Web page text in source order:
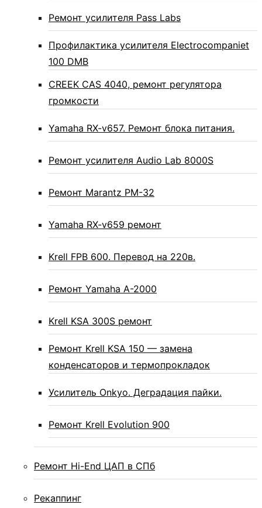
Ремонт усилителя Pass Labs
Профилактика усилителя Electrocompaniet
100 DMB
CREEK CAS 4040, ремонт регулятора
громкости
Yamaha RX-v657. Ремонт блока питания.
Ремонт усилителя Audio Lab 8000S
Ремонт Marantz PM-32
Yamaha RX-v659 ремонт
Krell FPB 600. Перевод на 220в.
Ремонт Yamaha A-2000
Krell KSA 300S ремонт
Ремонт Krell KSA 150 — замена
конденсаторов и термопрокладок
Усилитель Onkyo. Деградация пайки.
Ремонт Krell Evolution 900
Ремонт Hi-End ЦАП в СПб
Рекаппинг